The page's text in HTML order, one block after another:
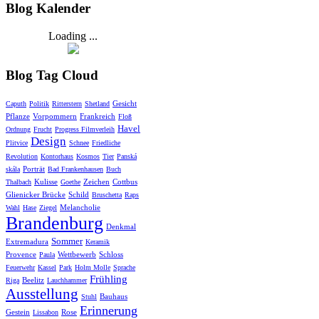
Blog Kalender
Loading ...
Blog Tag Cloud
Caputh Politik Ritterstern Shetland Gesicht
Pflanze Vorpommern Frankreich Floß
Ordnung Frucht Progress Filmverleih Havel
Plitvice Design Schnee Friedliche
Revolution Kontorhaus Kosmos Tier Panská
skála Porträt Bad Frankenhausen Buch
Thalbach Kulisse Goethe Zeichen Cottbus
Glienicker Brücke Schild Bruschetta Raps
Wahl Hase Ziegel Melancholie
Brandenburg Denkmal
Extremadura Sommer Keramik
Provence Paula Wettbewerb Schloss
Feuerwehr Kassel Park Holm Molle Sprache
Riga Beelitz Lauchhammer Frühling
Ausstellung Stuhl Bauhaus
Gestein Lissabon Rose Erinnerung